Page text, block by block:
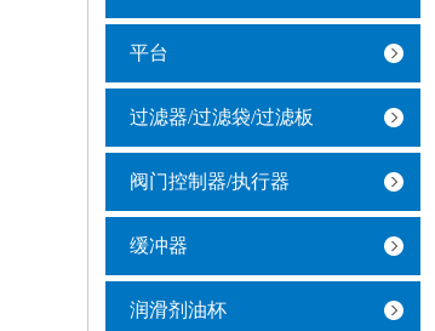
平台
过滤器/过滤袋/过滤板
阀门控制器/执行器
缓冲器
润滑剂油杯